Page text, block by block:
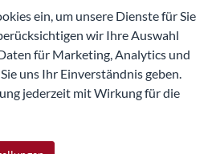
ein, um unsere Dienste für Sie
wir Ihre Auswahl
für Marketing, Analytics und
uns Ihr Einverständnis geben.
jederzeit mit Wirkung für die